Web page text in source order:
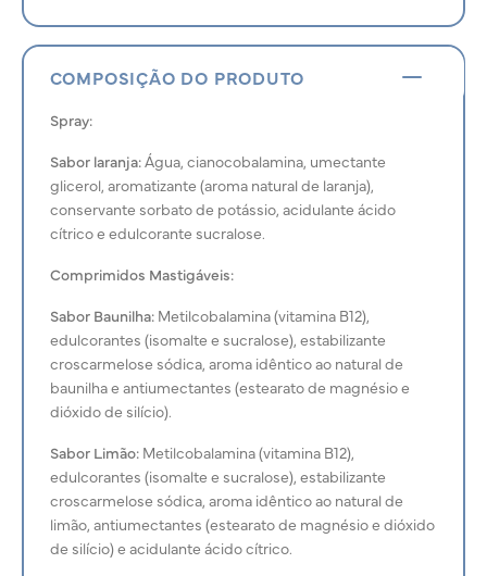
COMPOSIÇÃO DO PRODUTO
Spray:
Sabor laranja:Água, cianocobalamina, umectante
glicerol, aromatizante (aroma natural de laranja),
conservante sorbato de potássio, acidulante ácido
cítrico e edulcorante sucralose.
Comprimidos Mastigáveis:
Sabor Baunilha:Metilcobalamina (vitamina B12),
edulcorantes (isomalte e sucralose), estabilizante
croscarmelose sódica, aroma idêntico ao natural de
baunilha e antiumectantes (estearato de magnésio e
dióxido de silício).
Sabor Limão: Metilcobalamina (vitamina B12),
edulcorantes (isomalte e sucralose), estabilizante
croscarmelose sódica, aroma idêntico ao natural de
limão, antiumectantes (estearato de magnésio e dióxido
de silício) e acidulante ácido cítrico.